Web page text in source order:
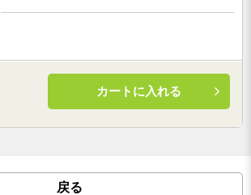
カートに入れる
戻る